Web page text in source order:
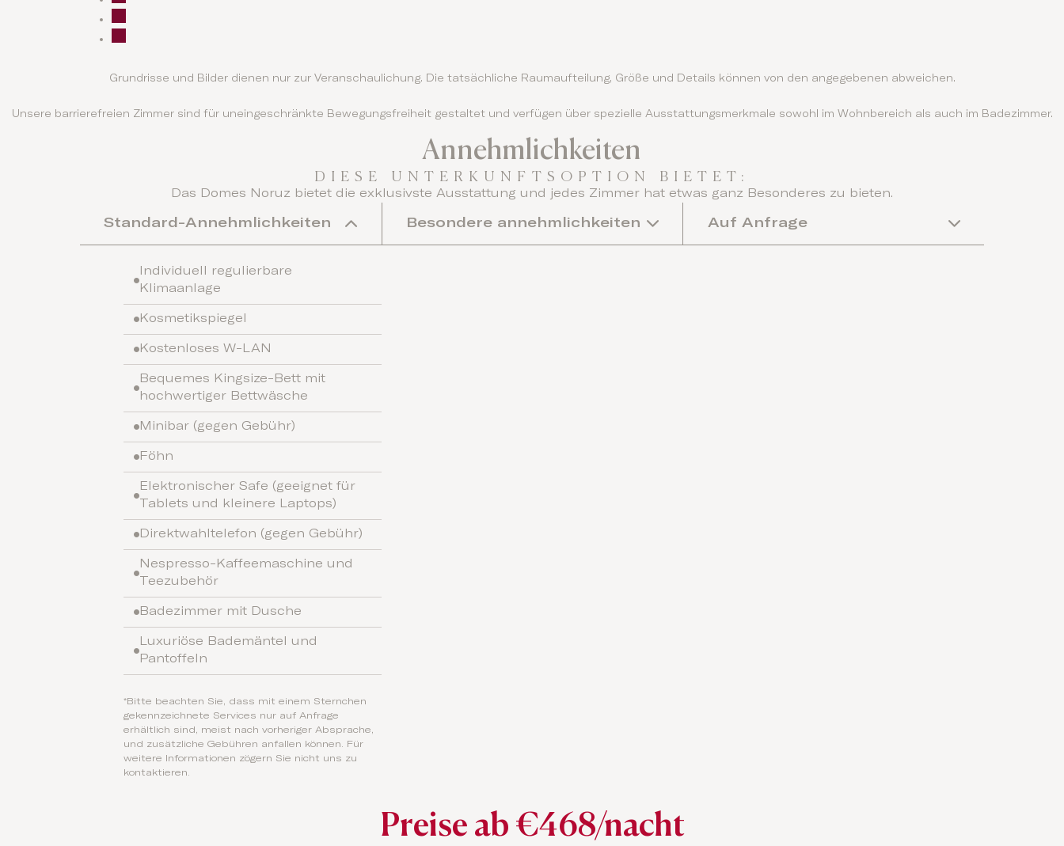
Grundrisse und Bilder dienen nur zur Veranschaulichung. Die tatsächliche Raumaufteilung, Größe und Details können von den angegebenen abweichen.
Unsere barrierefreien Zimmer sind für uneingeschränkte Bewegungsfreiheit gestaltet und verfügen über spezielle Ausstattungsmerkmale sowohl im Wohnbereich als auch im Badezimmer.
Annehmlichkeiten
DIESE UNTERKUNFTSOPTION BIETET:
Das Domes Noruz bietet die exklusivste Ausstattung und jedes Zimmer hat etwas ganz Besonderes zu bieten.
Standard-Annehmlichkeiten
Individuell regulierbare
Klimaanlage
Kosmetikspiegel
Kostenloses W-LAN
Bequemes Kingsize-Bett mit
hochwertiger Bettwäsche
Minibar (gegen Gebühr)
Föhn
Elektronischer Safe (geeignet für
Tablets und kleinere Laptops)
Direktwahltelefon (gegen Gebühr)
Nespresso-Kaffeemaschine und
Teezubehör
Badezimmer mit Dusche
Luxuriöse Bademäntel und
Pantoffeln
*Bitte beachten Sie, dass mit einem Sternchen
gekennzeichnete Services nur auf Anfrage
erhältlich sind, meist nach vorheriger Absprache,
und zusätzliche Gebühren anfallen können. Für
weitere Informationen zögern Sie nicht uns zu
kontaktieren.
Besondere annehmlichkeiten Auf Anfrage
Preise ab €468/nacht